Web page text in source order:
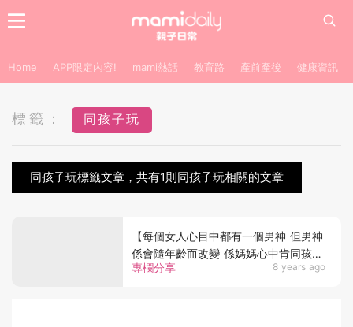
Home APP限定內容! mami熱話 教育路 產前產後 健康資訊
標籤： 同孩子玩
同孩子玩標籤文章，共有1則同孩子玩相關的文章
專欄分享 8 years ago
【每個女人心目中都有一個男神 但男神
係會隨年齡而改變 係媽媽心中肯同孩子
玩嘅爸爸最有吸引力】